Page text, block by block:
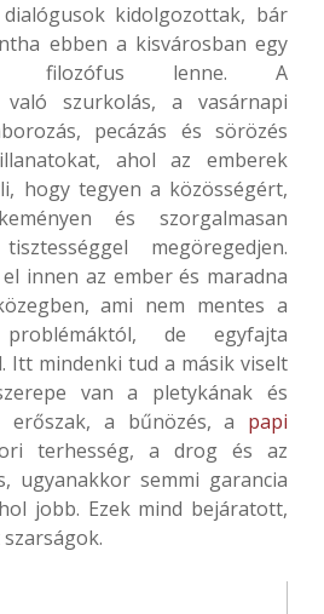
kidolgozottak, bár
ebben a kisvárosban egy
filozófus lenne. A
való szurkolás, a vasárnapi
pecázás és sörözés
ahol az emberek
hogy tegyen a közösségért,
és szorgalmasan
megöregedjen.
innen az ember és maradna
ami nem mentes a
de egyfajta
Itt mindenki tud a másik viselt
van a pletykának és
erőszak, a bűnözés, a papi
terhesség, a drog és az
ugyanakkor semmi garancia
jobb. Ezek mind bejáratott,